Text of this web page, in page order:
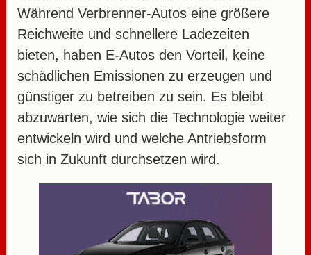
Während Verbrenner-Autos eine größere
Reichweite und schnellere Ladezeiten
bieten, haben E-Autos den Vorteil, keine
schädlichen Emissionen zu erzeugen und
günstiger zu betreiben zu sein. Es bleibt
abzuwarten, wie sich die Technologie weiter
entwickeln wird und welche Antriebsform
sich in Zukunft durchsetzen wird.